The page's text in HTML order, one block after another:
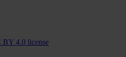
BY 4.0 license